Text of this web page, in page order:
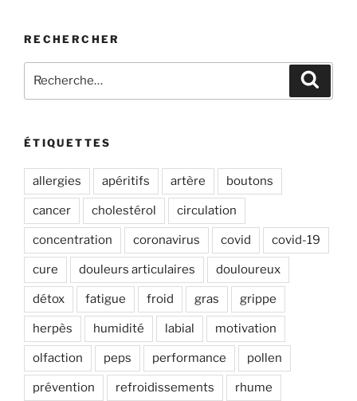
RECHERCHER
pour
ÉTIQUETTES
allergies apéritifs artère boutons
cancer cholestérol circulation
concentration coronavirus covid covid-19
cure douleurs articulaires douloureux
détox fatigue froid gras grippe
herpès humidité labial motivation
olfaction peps performance pollen
prévention refroidissements rhume